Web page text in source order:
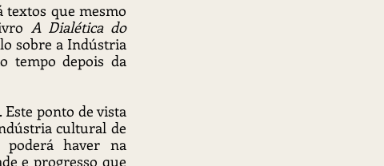
A Dialética do
sobre a Indústria
tempo depois da
ponto de vista
cultural de
poderá haver na
e progresso que